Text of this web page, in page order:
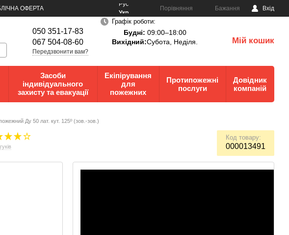
ОФЕРТА
Рус
Укр
Порівняння Бажання Вхід
050 351-17-83
067 504-08-60
Передзвонити вам?
Графік роботи:
Будні: 09:00–18:00
Вихідний:Субота, Неділя. Мій кошик
Засоби
індивідуального
захисту та евакуації
Екіпірування
для
пожежних
Протипожежні
послуги
Довідник
компаній
Ду 50 лат. кут. 125º (зов.-зов.)
Код товару:
000013491